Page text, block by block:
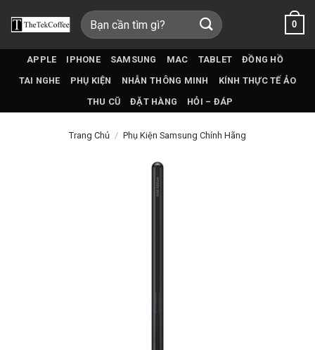
qua
Tìm
kiếm:
0
APPLE IPHONE SAMSUNG MAC TABLET
ĐỒNG HỒ
TAI NGHE
PHỤ KIỆN NHẪN THÔNG MINH
KÍNH THỰC TẾ ẢO
THU CŨ
ĐẶT HÀNG HỎI – ĐÁP
Trang Chủ / Phụ Kiện Samsung Chính Hãng